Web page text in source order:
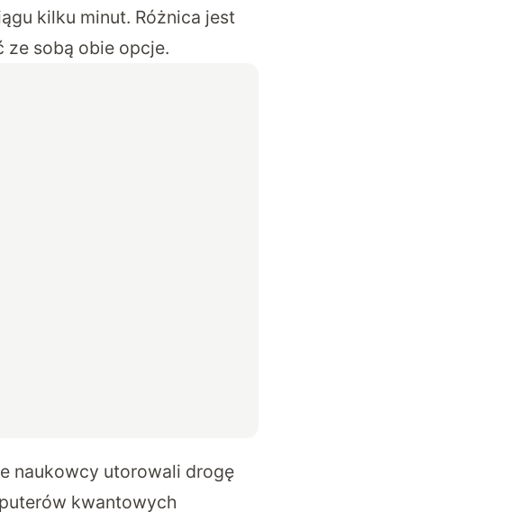
kilku minut. Różnica jest
ze sobą obie opcje.
naukowcy utorowali drogę
kwantowych